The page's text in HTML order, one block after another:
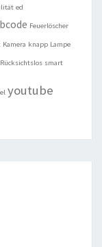
ed
Feuerlöscher
Kamera knapp Lampe
Rücksichtslos smart
youtube